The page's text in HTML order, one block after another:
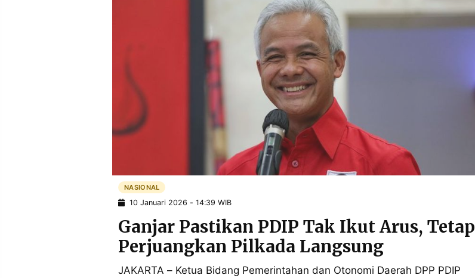
NASIONAL
10 Januari 2026 - 14:39 WIB
Ganjar Pastikan PDIP Tak Ikut Arus, Tetap
Perjuangkan Pilkada Langsung
JAKARTA – Ketua Bidang Pemerintahan dan Otonomi Daerah DPP PDIP